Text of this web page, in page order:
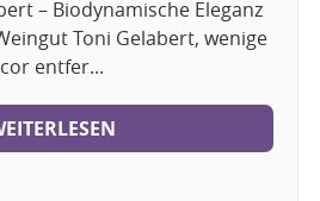
– Biodynamische Eleganz
Toni Gelabert, wenige
entfer...